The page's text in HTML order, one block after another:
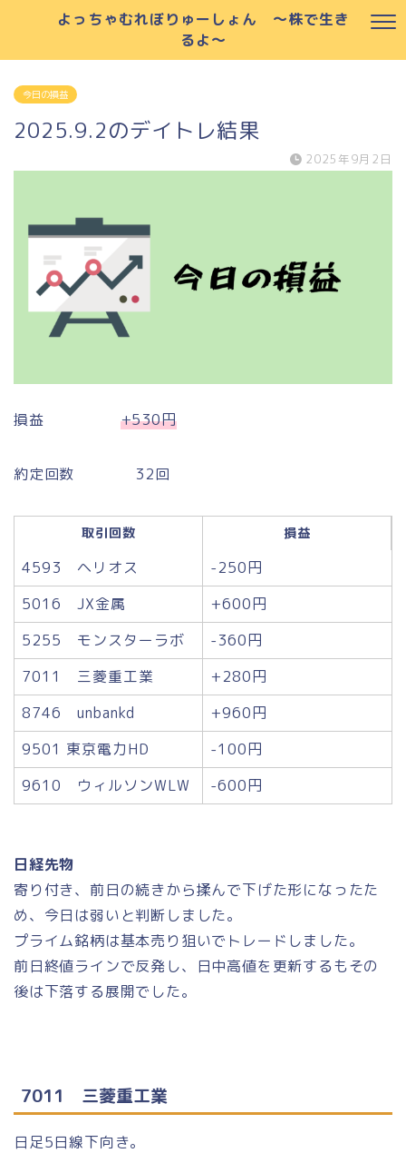
よっちゃむれぼりゅーしょん ～株で生き
るよ～
今日の損益
2025.9.2のデイトレ結果
2025年9月2日
損益 +530円
約定回数 32回
取引回数 損益
4593 ヘリオス
-250円
5016 JX金属
+600円
5255 モンスターラボ
-360円
7011 三菱重工業
+280円
8746 unbankd
+960円
9501 東京電力HD
-100円
9610 ウィルソンWLW
-600円
日経先物
寄り付き、前日の続きから揉んで下げた形になったた
め、今日は弱いと判断しました。
プライム銘柄は基本売り狙いでトレードしました。
前日終値ラインで反発し、日中高値を更新するもその
後は下落する展開でした。
7011 三菱重工業
日足5日線下向き。